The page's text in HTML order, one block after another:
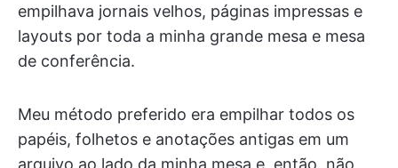
empilhava jornais velhos, páginas impressas e
layouts por toda a minha grande mesa e mesa
de conferência.
Meu método preferido era empilhar todos os
papéis, folhetos e anotações antigas em um
arquivo ao lado da minha mesa e, então, não